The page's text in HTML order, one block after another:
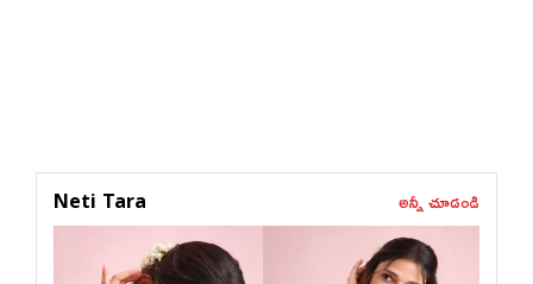
Neti Tara అన్నీ చూడండి